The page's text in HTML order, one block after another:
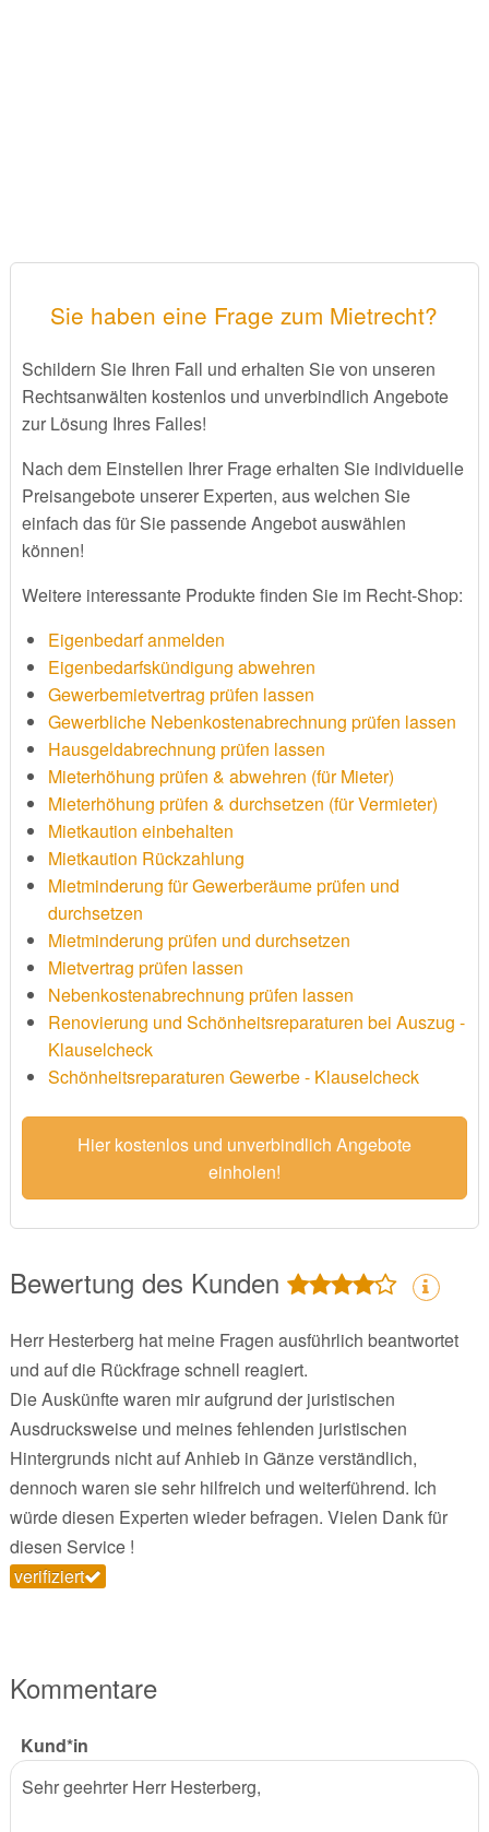
Sie haben eine Frage zum Mietrecht?
Schildern Sie Ihren Fall und erhalten Sie von unseren
Rechtsanwälten kostenlos und unverbindlich Angebote
zur Lösung Ihres Falles!
Nach dem Einstellen Ihrer Frage erhalten Sie individuelle
Preisangebote unserer Experten, aus welchen Sie
einfach das für Sie passende Angebot auswählen
können!
Weitere interessante Produkte finden Sie im Recht-Shop:
Eigenbedarf anmelden
Eigenbedarfskündigung abwehren
Gewerbemietvertrag prüfen lassen
Gewerbliche Nebenkostenabrechnung prüfen lassen
Hausgeldabrechnung prüfen lassen
Mieterhöhung prüfen & abwehren (für Mieter)
Mieterhöhung prüfen & durchsetzen (für Vermieter)
Mietkaution einbehalten
Mietkaution Rückzahlung
Mietminderung für Gewerberäume prüfen und
durchsetzen
Mietminderung prüfen und durchsetzen
Mietvertrag prüfen lassen
Nebenkostenabrechnung prüfen lassen
Renovierung und Schönheitsreparaturen bei Auszug -
Klauselcheck
Schönheitsreparaturen Gewerbe - Klauselcheck
Hier kostenlos und unverbindlich Angebote
einholen!
Bewertung des Kunden
Herr Hesterberg hat meine Fragen ausführlich beantwortet
und auf die Rückfrage schnell reagiert.
Die Auskünfte waren mir aufgrund der juristischen
Ausdrucksweise und meines fehlenden juristischen
Hintergrunds nicht auf Anhieb in Gänze verständlich,
dennoch waren sie sehr hilfreich und weiterführend. Ich
würde diesen Experten wieder befragen. Vielen Dank für
diesen Service !
verifiziert
Kommentare
Kund*in
Sehr geehrter Herr Hesterberg,